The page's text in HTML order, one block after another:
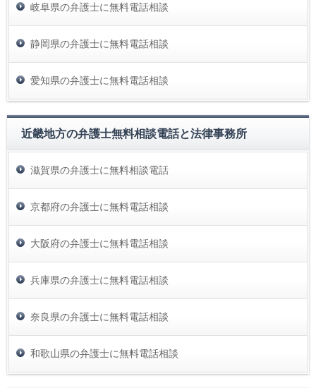
岐阜県の弁護士に無料電話相談
静岡県の弁護士に無料電話相談
愛知県の弁護士に無料電話相談
近畿地方の弁護士無料相談電話と法律事務所
滋賀県の弁護士に無料相談電話
京都府の弁護士に無料電話相談
大阪府の弁護士に無料電話相談
兵庫県の弁護士に無料電話相談
奈良県の弁護士に無料電話相談
和歌山県の弁護士に無料電話相談